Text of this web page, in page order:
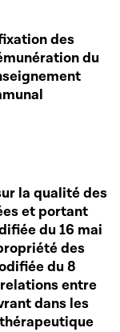
des
du
la qualité des
et portant
du 16 mai
des
du 8
entre
dans les